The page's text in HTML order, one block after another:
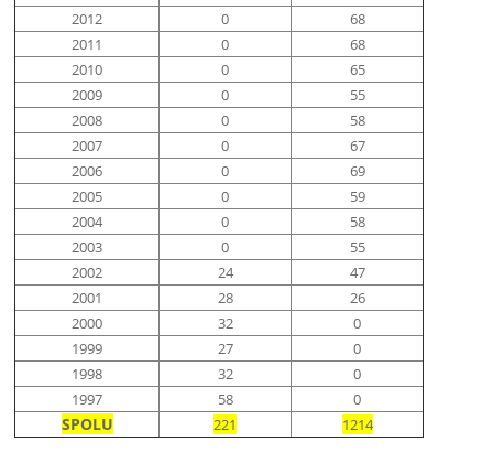
2012
0
68
2011
0
68
2010
0
65
2009
0
55
2008
0
58
2007
0
67
2006
0
69
2005
0
59
2004
0
58
2003
0
55
2002
24
47
2001
28
26
2000
32
0
1999
27
0
1998
32
0
1997
58 0
SPOLU 221 1214